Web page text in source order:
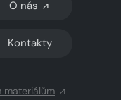
O nás
Kontakty
materiálům